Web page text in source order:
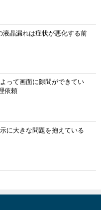
液晶漏れは症状が悪化する前
って画面に隙間ができてい
依頼
に大きな問題を抱えている